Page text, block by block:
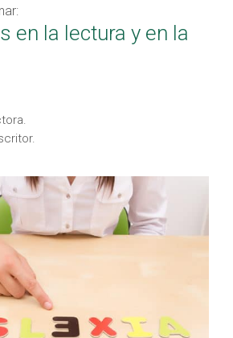
en la lectura y en la